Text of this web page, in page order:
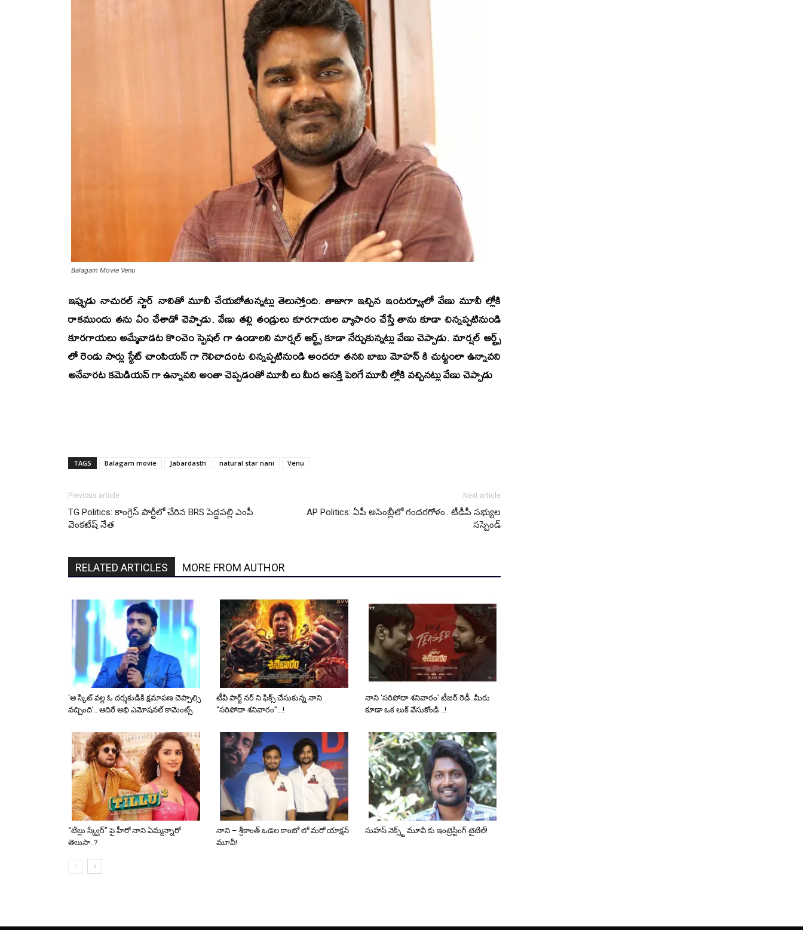
Balagam Movie Venu
ఇప్పుడునాచురల్ స్టార్ నానితో మూవీ చేయబోతున్నట్లు తెలుస్తోంది. తాజాగా ఇచ్చిన ఇంటర్వ్యూలో వేణు మూవీ ల్లోకి
రాకముందు తను ఏం చేశాడో చెప్పాడు. వేణు తల్లి తండ్రులు కూరగాయల వ్యాపారం చేస్తే తాను కూడా చిన్నప్పటినుండి
కూరగాయలు అమ్మేవాడట కొంచెం స్పెషల్ గా ఉండాలని మార్షల్ ఆర్ట్స్ కూడా నేర్చుకున్నట్లు వేణు చెప్పాడు. మార్షల్ ఆర్ట్స్
లో రెండు సార్లు స్టేట్ చాంపియన్ గా గెలిచాదంట చిన్నప్పటినుండి అందరూ తనని బాబు మోహన్ కి చుట్టంలా ఉన్నావని
అనేవారట కమెడియన్ గా ఉన్నావని అంతా చెప్పడంతో మూవీ లు మీద ఆసక్తి పెరిగే మూవీ ల్లోకి వచ్చినట్లు వేణు చెప్పాడు
TAGS Balagam movie Jabardasth natural star nani Venu
Previous article
TG Politics: కాంగ్రెస్ పార్టీలో చేరిన BRS పెద్దపల్లి ఎంపీ
వెంకటేష్ నేత
Next article
AP Politics: ఏపీ అసెంబ్లీలో గందరగోళం.. టీడీపీ సభ్యుల
సస్పెండ్‌
RELATED ARTICLES MORE FROM AUTHOR
‘ఆ స్కిట్ వల్ల ఓ దర్శకుడికి క్షమాపణ చెప్పాల్సి
వచ్చింది’.. ఆదిరే అభి ఎమోషనల్ కామెంట్స్
టీవీ పార్ట్ నర్ ని ఫిక్స్ చేసుకున్న నాని
“సరిపోదా శనివారం”…!
నాని ‘సరిపోదా శనివారం’ టీజర్ రెడీ..మీరు
కూడా ఒక లుక్ వేసుకోండి ..!
“టిల్లు స్క్వేర్” పై హీరో నాని ఏమ్మన్నారో
తెలుసా..?
నాని – శ్రీకాంత్ ఒడెల కాంబో లో మరో యాక్షన్
మూవీ!
సుహస్ నెక్స్ట్ మూవీ కు ఇంట్రెస్టింగ్ టైటిల్!